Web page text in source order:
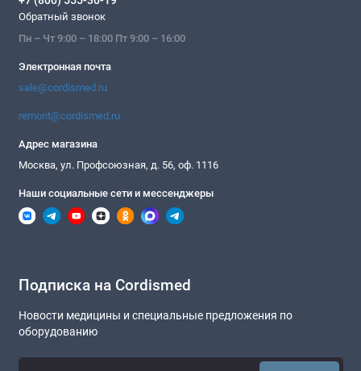
Обратный звонок
Пн – Чт 9:00 – 18:00 Пт 9:00 – 16:00
Электронная почта
sale@cordismed.ru
remont@cordismed.ru
Адрес магазина
Москва, ул. Профсоюзная, д. 56, оф. 1116
Наши социальные сети и мессенджеры
Подписка на Cordismed
Новости медицины и специальные предложения по
оборудованию